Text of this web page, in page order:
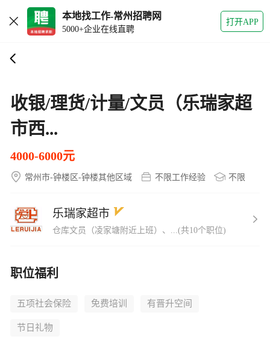
本地找工作-常州招聘网
5000+企业在线直聘
打开APP
收银/理货/计量/文员（乐瑞家超
市西...
4000-6000元
常州市-钟楼区-钟楼其他区域 不限工作经验 不限
乐瑞家超市
仓库文员（凌家塘附近上班）、...(共10个职位)
职位福利
五项社会保险 免费培训 有晋升空间
节日礼物